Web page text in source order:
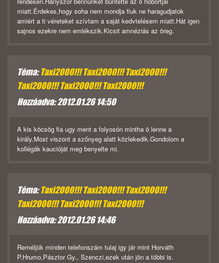
miatt.Érdekes,hogy soha nem mondja fiuk ne haragudjatok
amiért a ti véreteket szívtam a saját kedvtelésem miatt.Hát igen
sajnos ezekre nem emlékszik.Kicsit amnéziás az öreg.
Téma:Taxi2000!!! Taxi2000!!! Taxi2000!!!
Taxi2000!!! Taxi2000!!! Taxi2000!!!
Hozzáadva: 2012.01.26 14:50
A kis köcsög fia ugy ment a folyosón mintha ö lenne a
király.Most viszont a szőnyeg alatt közlekedik.Gondolom a
kollégák kaucióját meg benyelte mi.
Téma:Taxi2000!!! Taxi2000!!! Taxi2000!!!
Taxi2000!!! Taxi2000!!! Taxi2000!!!
Hozzáadva: 2012.01.26 14:46
Reméljük minden telefonszám tulaj igy jár mint Horváth
P.Hrumo,Pásztor Gy., Szenczi,ezek után jön a többi is.